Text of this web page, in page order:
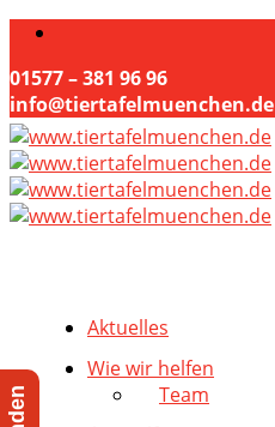
01577 – 381 96 96
info@tiertafelmuenchen.de
Aktuelles
Wie wir helfen
Team